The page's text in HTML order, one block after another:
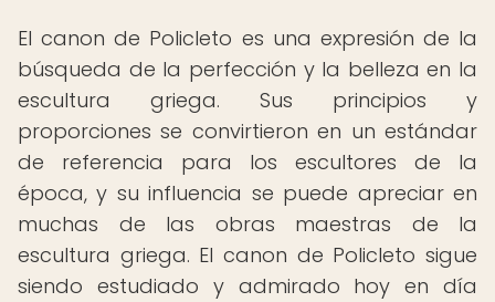
El canon de Policleto es una expresión de la
búsqueda de la perfección y la belleza en la
escultura griega. Sus principios y
proporciones se convirtieron en un estándar
de referencia para los escultores de la
época, y su influencia se puede apreciar en
muchas de las obras maestras de la
escultura griega. El canon de Policleto sigue
siendo estudiado y admirado hoy en día